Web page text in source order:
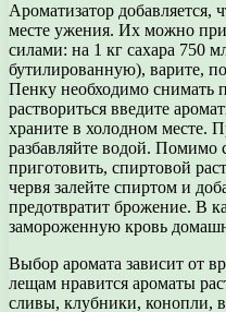
Ароматизатор добавляется,
месте ужения. Их можно
силами: на 1 кг сахара 750
бутилированную), варите,
Пенку необходимо снимать
раствориться введите
храните в холодном месте.
разбавляйте водой. Помимо
приготовить, спиртовой
червя залейте спиртом и
предотвратит брожение. В
замороженную кровь
Выбор аромата зависит от
лещам нравится ароматы
сливы, клубники, конопли,